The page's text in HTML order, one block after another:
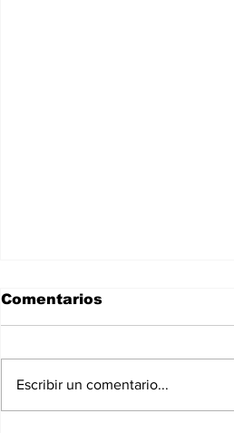
Comentarios
Escribir un comentario...